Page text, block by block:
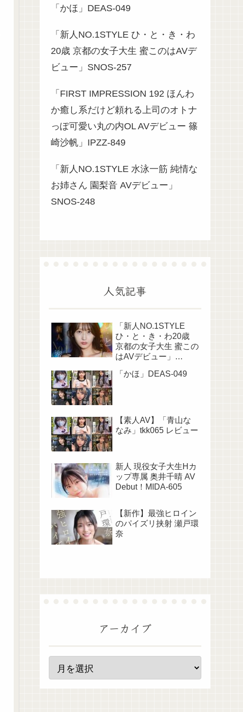
「かほ」DEAS-049
「新人NO.1STYLE ひ・と・き・わ
20歳 京都の女子大生 蜜このはAVデ
ビュー」SNOS-257
「FIRST IMPRESSION 192 ほんわ
か癒し系だけど頼れる上司のオトナ
っぽ可愛い丸の内OL AVデビュー 篠
崎沙帆」IPZZ-849
「新人NO.1STYLE 水泳一筋 純情な
お姉さん 園梨音 AVデビュー」
SNOS-248
人気記事
「新人NO.1STYLE
ひ・と・き・わ20歳
京都の女子大生 蜜この
はAVデビュー」
「かほ」DEAS-049
【素人AV】「青山な
なみ」tkk065 レビュー
新人 現役女子大生Hカ
ップ専属 奥井千晴 AV
Debut！MIDA-605
【新作】最強ヒロイン
のパイズリ挟射 瀬戸環
奈
アーカイブ